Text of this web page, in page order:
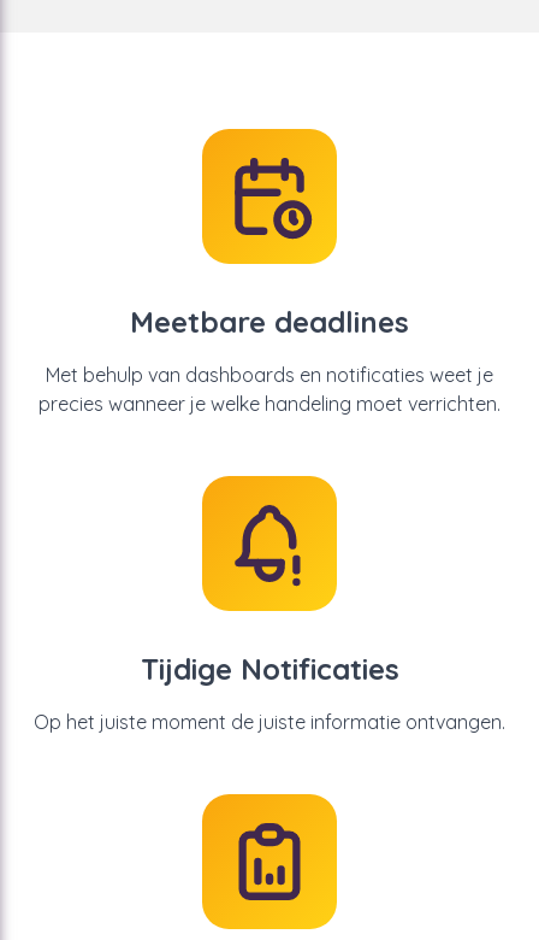
Meetbare deadlines
Met behulp van dashboards en notificaties weet je
precies wanneer je welke handeling moet verrichten.
Tijdige Notificaties
Op het juiste moment de juiste informatie ontvangen.